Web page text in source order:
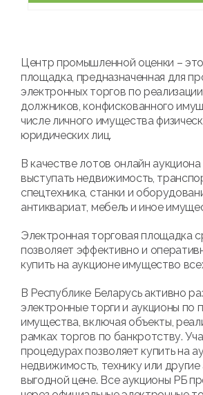
Центр промышленной оценки –
площадка, предназначенная для
электронных торгов по
должников, конфискованного
числе личного имущества
юридических лиц.
В качестве лотов онлайн
выступать недвижимость,
спецтехника, станки и
антиквариат, мебель и иное
Электронная торговая площадка
позволяет эффективно и
купить на аукционе имущество
В Республике Беларусь активно
электронные торги и аукционы по
имущества, включая объекты,
рамках торгов по банкротству.
процедурах позволяет купить на
недвижимость, технику или другие
выгодной цене. Все аукционы РБ